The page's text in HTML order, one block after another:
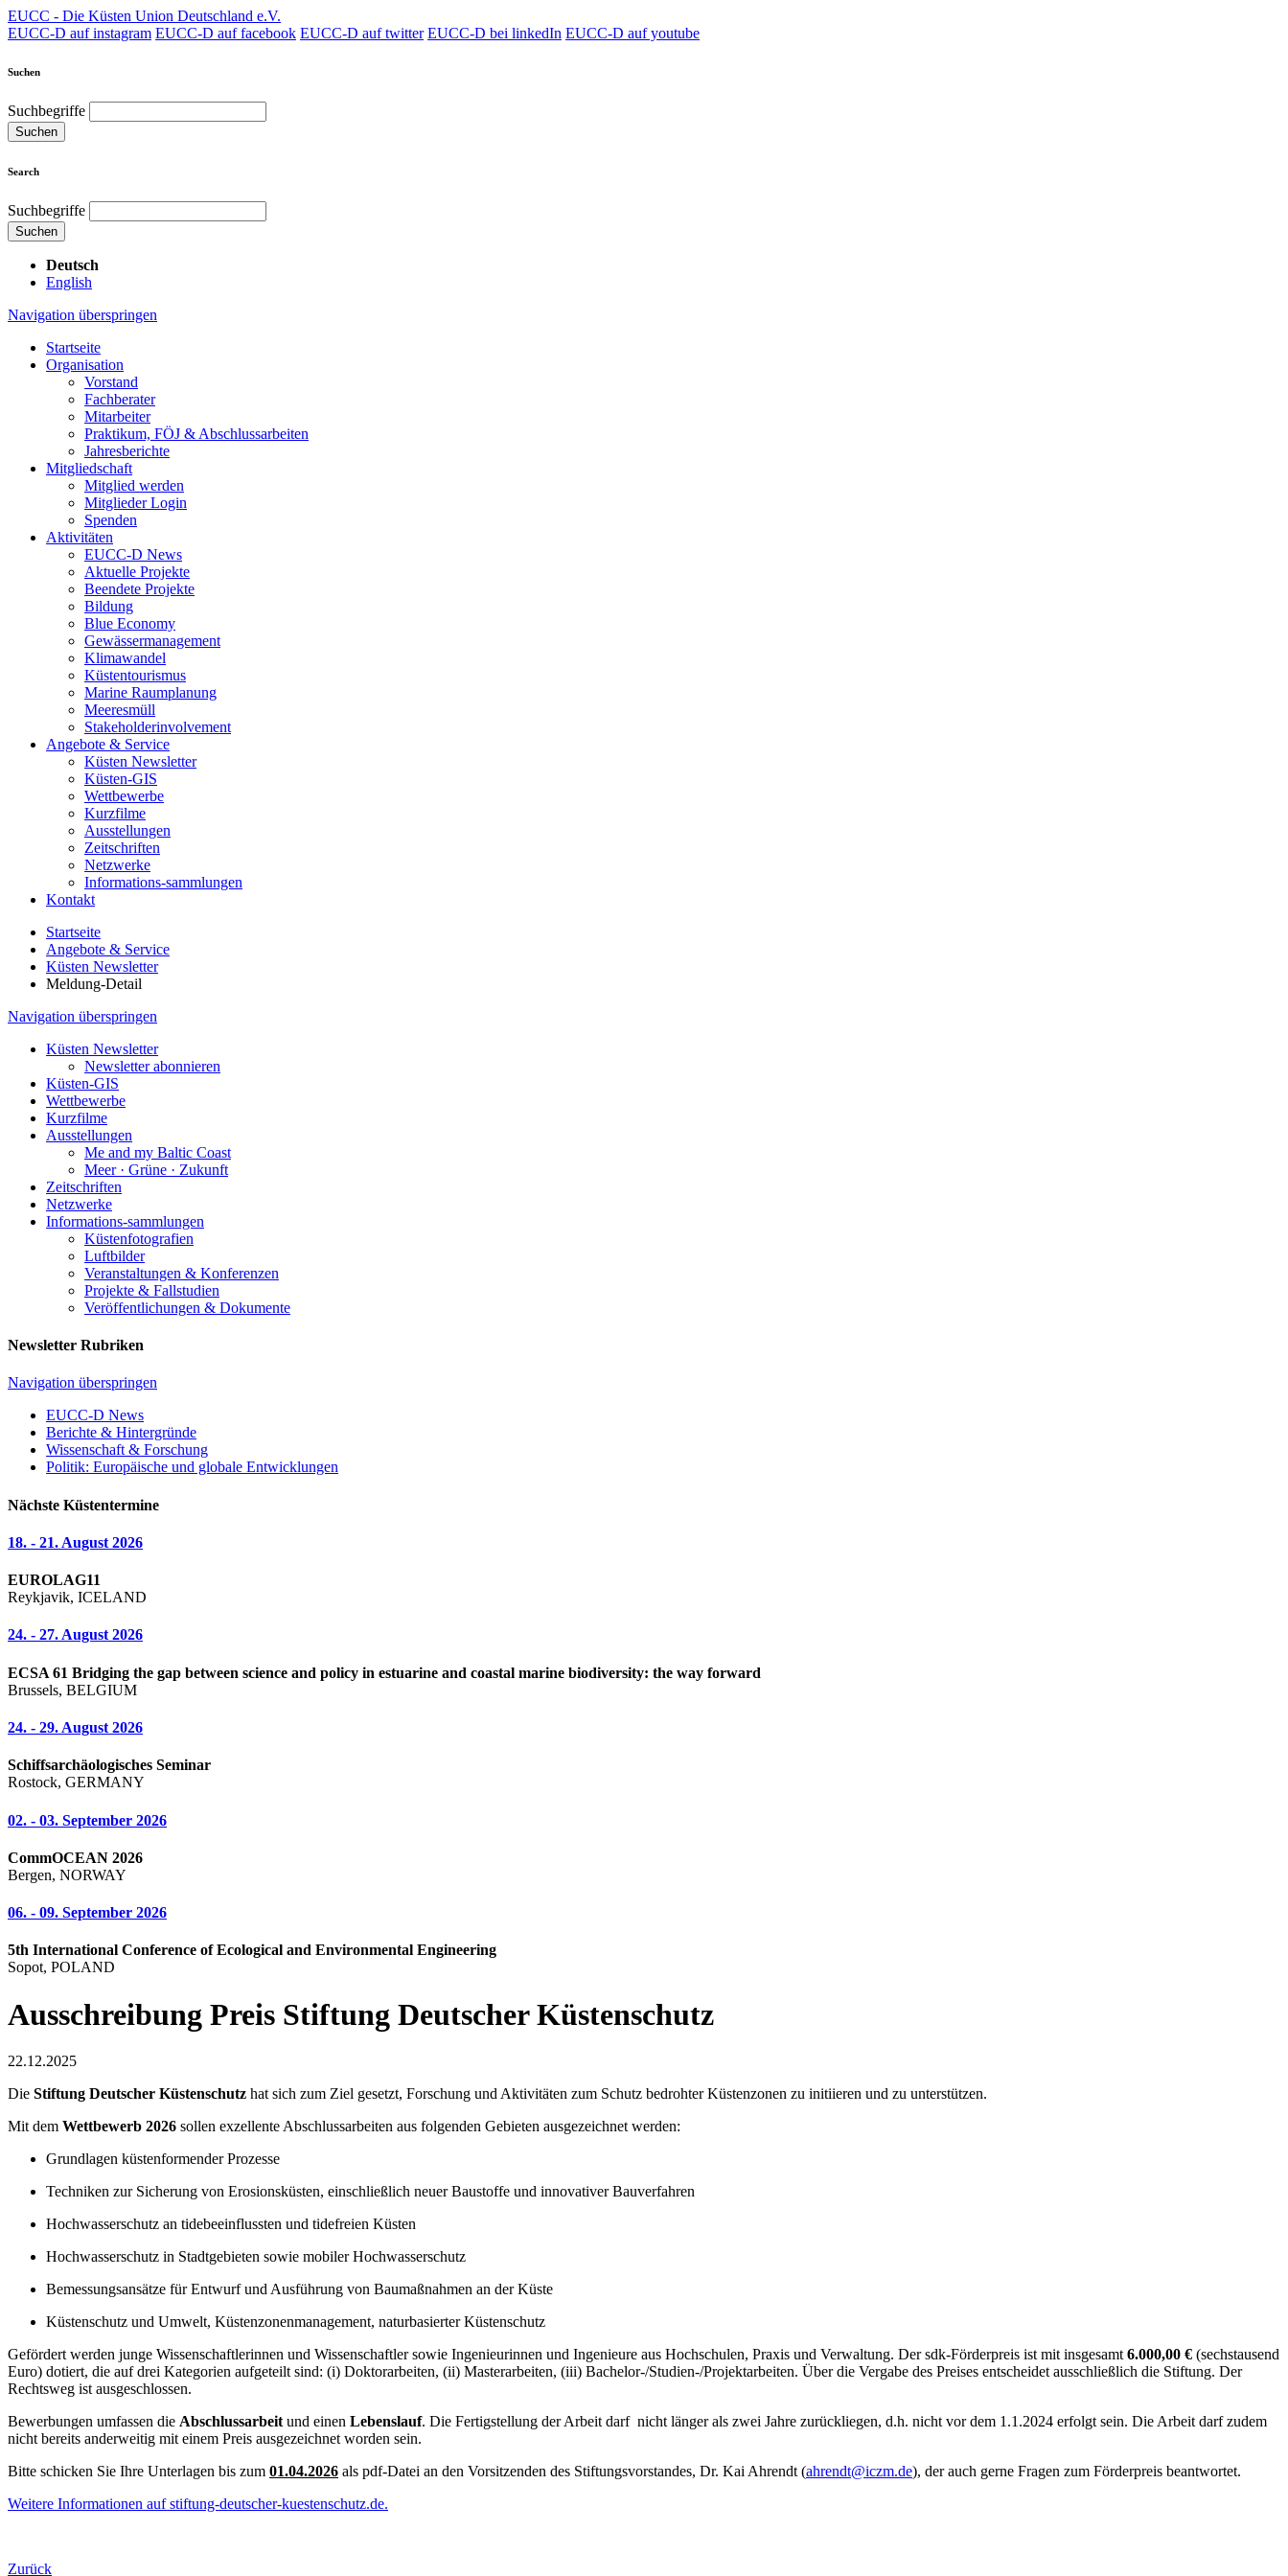
EUCC - Die Küsten Union Deutschland e.V.
EUCC-D auf instagram EUCC-D auf facebook EUCC-D auf twitter EUCC-D bei linkedIn EUCC-D auf youtube
Suchen
Suchbegriffe
Suchen
Search
Suchbegriffe
Suchen
Deutsch
English
Navigation überspringen
Startseite
Organisation
Vorstand
Fachberater
Mitarbeiter
Praktikum, FÖJ & Abschlussarbeiten
Jahresberichte
Mitgliedschaft
Mitglied werden
Mitglieder Login
Spenden
Aktivitäten
EUCC-D News
Aktuelle Projekte
Beendete Projekte
Bildung
Blue Economy
Gewässermanagement
Klimawandel
Küstentourismus
Marine Raumplanung
Meeresmüll
Stakeholderinvolvement
Angebote & Service
Küsten Newsletter
Küsten-GIS
Wettbewerbe
Kurzfilme
Ausstellungen
Zeitschriften
Netzwerke
Informations-sammlungen
Kontakt
Startseite
Angebote & Service
Küsten Newsletter
Meldung-Detail
Navigation überspringen
Küsten Newsletter
Newsletter abonnieren
Küsten-GIS
Wettbewerbe
Kurzfilme
Ausstellungen
Me and my Baltic Coast
Meer · Grüne · Zukunft
Zeitschriften
Netzwerke
Informations-sammlungen
Küstenfotografien
Luftbilder
Veranstaltungen & Konferenzen
Projekte & Fallstudien
Veröffentlichungen & Dokumente
Newsletter Rubriken
Navigation überspringen
EUCC-D News
Berichte & Hintergründe
Wissenschaft & Forschung
Politik: Europäische und globale Entwicklungen
Nächste Küstentermine
18. - 21. August 2026
EUROLAG11
Reykjavik, ICELAND
24. - 27. August 2026
ECSA 61 Bridging the gap between science and policy in estuarine and coastal marine biodiversity: the way forward
Brussels, BELGIUM
24. - 29. August 2026
Schiffsarchäologisches Seminar
Rostock, GERMANY
02. - 03. September 2026
CommOCEAN 2026
Bergen, NORWAY
06. - 09. September 2026
5th International Conference of Ecological and Environmental Engineering
Sopot, POLAND
Ausschreibung Preis Stiftung Deutscher Küstenschutz
22.12.2025
Die Stiftung Deutscher Küstenschutz hat sich zum Ziel gesetzt, Forschung und Aktivitäten zum Schutz bedrohter Küstenzonen zu initiieren und zu unterstützen.
Mit dem Wettbewerb 2026 sollen exzellente Abschlussarbeiten aus folgenden Gebieten ausgezeichnet werden:
Grundlagen küstenformender Prozesse
Techniken zur Sicherung von Erosionsküsten, einschließlich neuer Baustoffe und innovativer Bauverfahren
Hochwasserschutz an tidebeeinflussten und tidefreien Küsten
Hochwasserschutz in Stadtgebieten sowie mobiler Hochwasserschutz
Bemessungsansätze für Entwurf und Ausführung von Baumaßnahmen an der Küste
Küstenschutz und Umwelt, Küstenzonenmanagement, naturbasierter Küstenschutz
Gefördert werden junge Wissenschaftlerinnen und Wissenschaftler sowie Ingenieurinnen und Ingenieure aus Hochschulen, Praxis und Verwaltung. Der sdk-Förderpreis ist mit insgesamt 6.000,00 € (sechstausend
Euro) dotiert, die auf drei Kategorien aufgeteilt sind: (i) Doktorarbeiten, (ii) Masterarbeiten, (iii) Bachelor-/Studien-/Projektarbeiten. Über die Vergabe des Preises entscheidet ausschließlich die Stiftung. Der
Rechtsweg ist ausgeschlossen.
Bewerbungen umfassen die Abschlussarbeit und einen Lebenslauf. Die Fertigstellung der Arbeit darf nicht länger als zwei Jahre zurückliegen, d.h. nicht vor dem 1.1.2024 erfolgt sein. Die Arbeit darf zudem
nicht bereits anderweitig mit einem Preis ausgezeichnet worden sein.
Bitte schicken Sie Ihre Unterlagen bis zum 01.04.2026 als pdf-Datei an den Vorsitzenden des Stiftungsvorstandes, Dr. Kai Ahrendt (ahrendt@iczm.de), der auch gerne Fragen zum Förderpreis beantwortet.
Weitere Informationen auf stiftung-deutscher-kuestenschutz.de.
Zurück